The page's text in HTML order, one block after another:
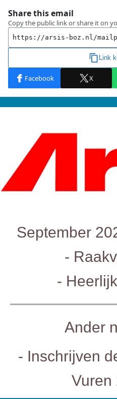
September
-
-
Ander
- Inschrijven
Vuren